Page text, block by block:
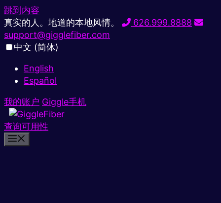
跳到内容
真实的人。地道的本地风情。
626.999.8888
support@gigglefiber.com
中文 (简体)
English
Español
我的账户 Giggle手机
查询可用性